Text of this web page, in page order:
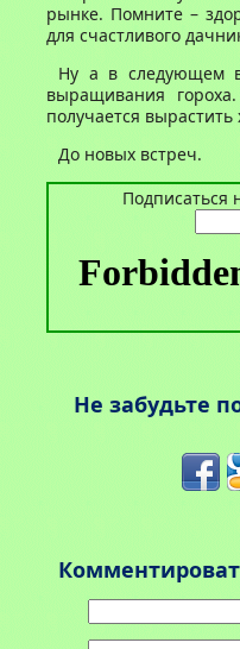
рынке. Помните –
для счастливого
Ну а в следующем
выращивания
получается
До новых встреч.
Подписаться
Не забудьте